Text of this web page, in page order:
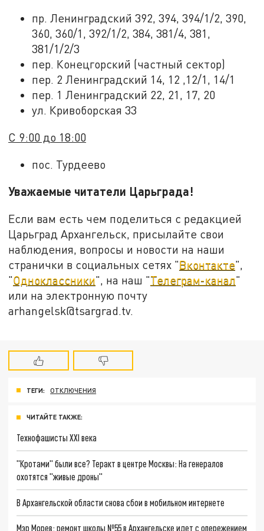
пр. Ленинградский 392, 394, 394/1/2, 390,
360, 360/1, 392/1/2, 384, 381/4, 381,
381/1/2/3
пер. Конецгорский (частный сектор)
пер. 2 Ленинградский 14, 12 ,12/1, 14/1
пер. 1 Ленинградский 22, 21, 17, 20
ул. Кривоборская 33
С 9:00 до 18:00
пос. Турдеево
Уважаемые читатели Царьграда!
Если вам есть чем поделиться с редакцией
Царьград Архангельск, присылайте свои
наблюдения, вопросы и новости на наши
странички в социальных сетях "Вконтакте",
"Одноклассники", на наш "Телеграм-канал"
или на электронную почту
arhangelsk@tsargrad.tv.
ТЕГИ: ОТКЛЮЧЕНИЯ
ЧИТАЙТЕ ТАКЖЕ:
Технофашисты XXI века
"Кротами" были все? Теракт в центре Москвы: На генералов
охотятся "живые дроны"
В Архангельской области снова сбои в мобильном интернете
Мэр Морев: ремонт школы №55 в Архангельске идет с опережением